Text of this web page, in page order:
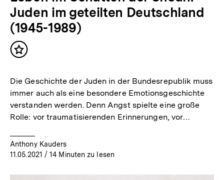
Juden im geteilten Deutschland
(1945-1989)
Inhalt
Die Geschichte der Juden in der Bundesrepublik muss
immer auch als eine besondere Emotionsgeschichte
verstanden werden. Denn Angst spielte eine große
Rolle: vor traumatisierenden Erinnerungen, vor…
Anthony Kauders
11.05.2021 / 14 Minuten zu lesen